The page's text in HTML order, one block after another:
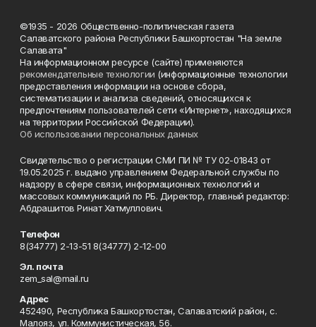
©1935 - 2026 Общественно-политическая газета
Салаватского района Республики Башкортостан "На земле
Салавата"
На информационном ресурсе (сайте) применяются
рекомендательные технологии (информационные технологии
предоставления информации на основе сбора,
систематизации и анализа сведений, относящихся к
предпочтениям пользователей сети «Интернет», находящихся
на территории Российской Федерации).
Об использовании персональных данных
Свидетельство о регистрации СМИ ПИ № ТУ 02-01843 от
19.05.2025 г. выдано управлением Федеральной службы по
надзору в сфере связи, информационных технологий и
массовых коммуникаций по РБ. Директор, главный редактор:
Абдрашитов Ринат Хатмуллович.
Телефон
8(34777) 2-13-51 8(34777) 2-12-00
Эл. почта
zem_sal@mail.ru
Адрес
452490, Республика Башкортостан, Салаватский район, с.
Малояз, ул. Коммунистическая, 56.